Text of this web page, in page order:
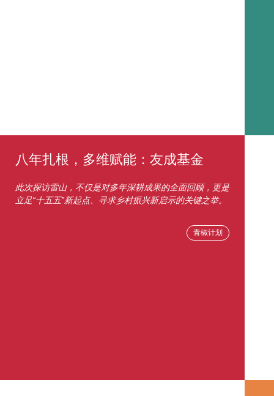
八年扎根，多维赋能：友成基金
此次探访雷山，不仅是对多年深耕成果的全面回顾，更是
立足“十五五”新起点、寻求乡村振兴新启示的关键之举。
青椒计划